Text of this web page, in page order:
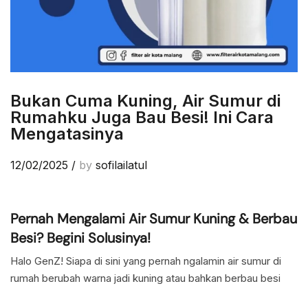
Bukan Cuma Kuning, Air Sumur di
Rumahku Juga Bau Besi! Ini Cara
Mengatasinya
12/02/2025 / by sofilailatul
Pernah Mengalami Air Sumur Kuning & Berbau
Besi? Begini Solusinya!
Halo GenZ! Siapa di sini yang pernah ngalamin air sumur di
rumah berubah warna jadi kuning atau bahkan berbau besi